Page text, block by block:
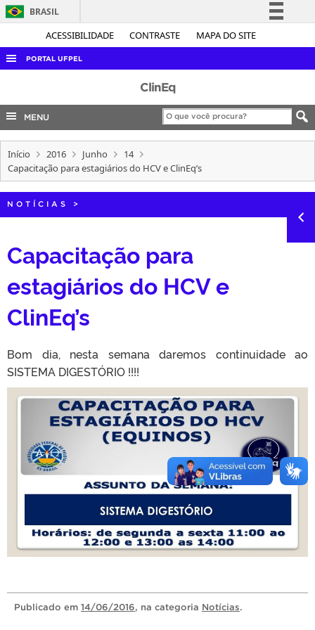
ACESSIBILIDADE CONTRASTE MAPA DO SITE
BRASIL
Simplifique!
Legislação
Canais
PORTAL UFPEL
AUDITORIA
COBALTO
CONCURSOS
INTERNACIONAL
ClinEq
MENU
Início 2016 Junho
14
Capacitação para estagiários do HCV e ClinEq’s
NOTÍCIAS >
Capacitação para
estagiários do HCV e
ClinEq’s
Bom dia, nesta semana daremos continuidade ao
SISTEMA DIGESTÓRIO !!!!
Publicado em 14/06/2016, na categoria Notícias.